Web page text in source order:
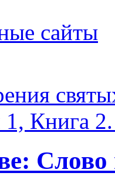
сайты
1, Книга
Слово